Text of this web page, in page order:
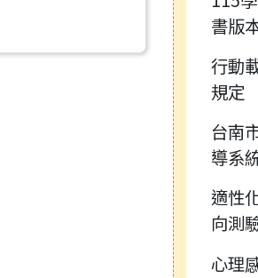
書版
行動
規定
台南
導系
適性
向測
心理